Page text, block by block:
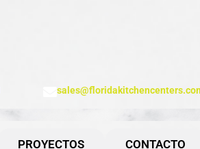
PROYECTOS CONTACTO